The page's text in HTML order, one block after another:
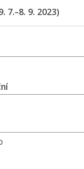
7.–8. 9. 2023)